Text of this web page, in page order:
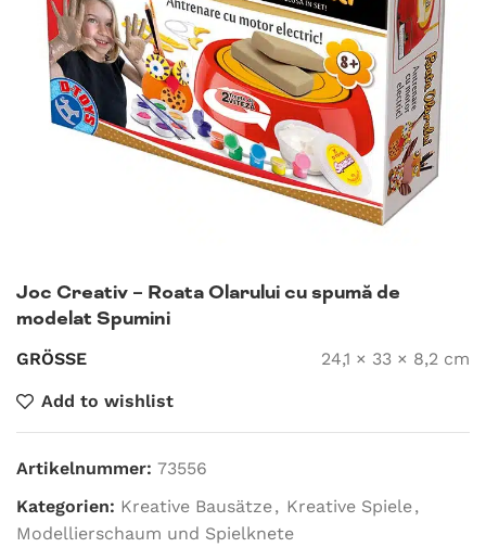
Joc Creativ – Roata Olarului cu spumă de
modelat Spumini
GRÖSSE 24,1 × 33 × 8,2 cm
Add to wishlist
Artikelnummer: 73556
Kategorien: Kreative Bausätze, Kreative Spiele,
Modellierschaum und Spielknete